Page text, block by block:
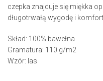
czepka znajduje się miękka
długotrwałą wygodę i komfort.
Skład: 100% bawełna
Gramatura: 110 g/m2
Wzór: las